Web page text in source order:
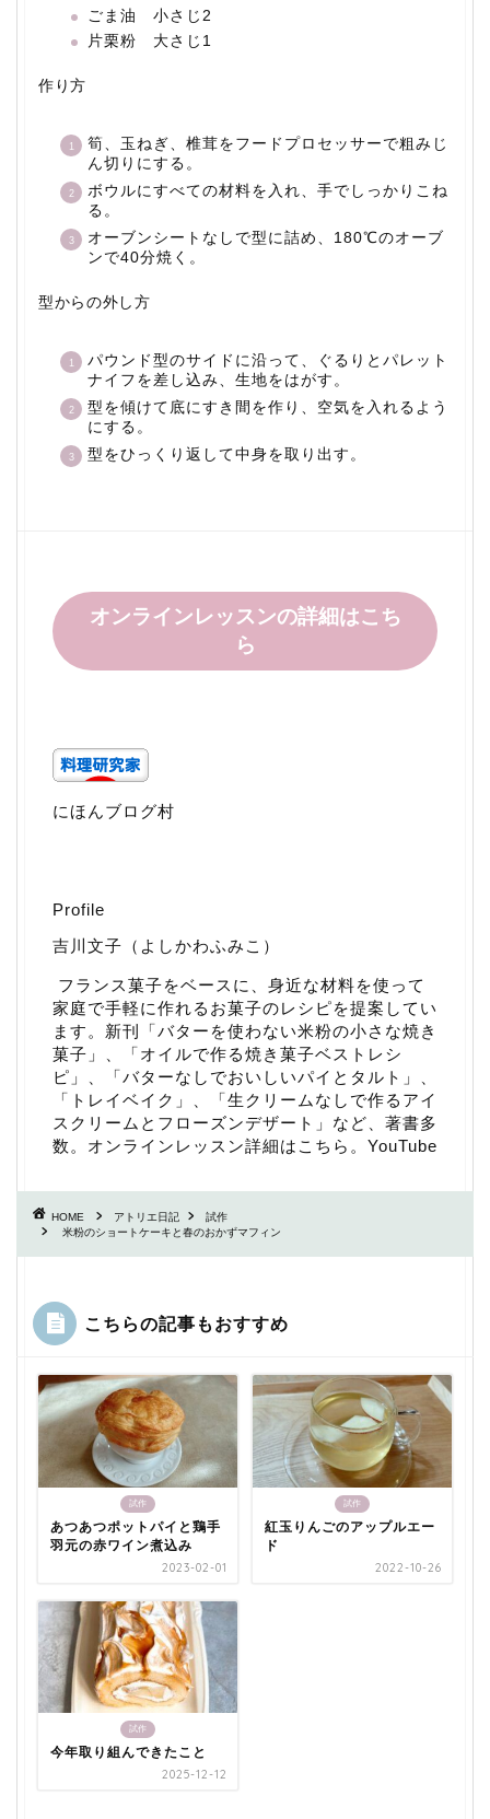
ごま油 小さじ2
片栗粉 大さじ1
作り方
筍、玉ねぎ、椎茸をフードプロセッサーで粗みじ
ん切りにする。
ボウルにすべての材料を入れ、手でしっかりこね
る。
オーブンシートなしで型に詰め、180℃のオーブ
ンで40分焼く。
型からの外し方
パウンド型のサイドに沿って、ぐるりとパレット
ナイフを差し込み、生地をはがす。
型を傾けて底にすき間を作り、空気を入れるよう
にする。
型をひっくり返して中身を取り出す。
オンラインレッスンの詳細はこち
ら
にほんブログ村
Profile
吉川文子（よしかわふみこ）
フランス菓子をベースに、身近な材料を使って
家庭で手軽に作れるお菓子のレシピを提案してい
ます。新刊「バターを使わない米粉の小さな焼き
菓子 」、「オイルで作る焼き菓子ベストレシ
ピ 」、「バターなしでおいしいパイとタルト 」、
「 トレイベイク 」、「生クリームなしで作るアイ
スクリームとフローズンデザート 」など、著書多
数。 オンラインレッスン詳細はこちら 。 YouTube
HOME アトリエ日記
試作
米粉のショートケーキと春のおかずマフィン
こちらの記事もおすすめ
試作
あつあつポットパイと鶏手
羽元の赤ワイン煮込み
2023-02-01
試作
紅玉りんごのアップルエー
ド
2022-10-26
試作
今年取り組んできたこと
2025-12-12